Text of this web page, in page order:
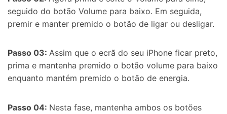
seguido do botão Volume para baixo. Em seguida,
premir e manter premido o botão de ligar ou desligar.
Passo 03: Assim que o ecrã do seu iPhone ficar preto,
prima e mantenha premido o botão volume para baixo
enquanto mantém premido o botão de energia.
Passo 04: Nesta fase, mantenha ambos os botões